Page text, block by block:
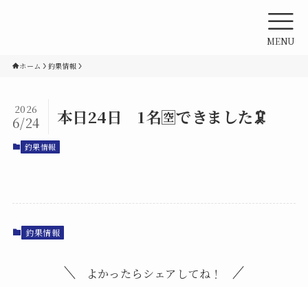
MENU
ホーム 釣果情報
本日24日 1名🈳できました🦑
2026
6/24
釣果情報
釣果情報
よかったらシェアしてね！